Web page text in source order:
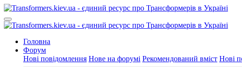
Головна
Форум
Нові повідомлення Нове на форумі Рекомендований вміст Нові